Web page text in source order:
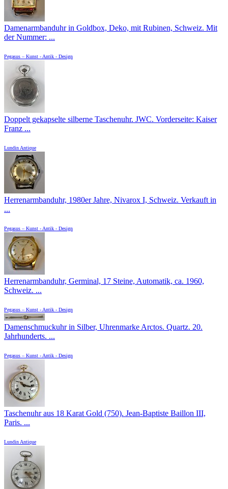
Damenarmbanduhr in Goldbox, Deko, mit Rubinen, Schweiz. Mit
der Nummer: ...
Pegasus – Kunst - Antik - Design
Doppelt gekapselte silberne Taschenuhr. JWC. Vorderseite: Kaiser
Franz ...
Lundin Antique
Herrenarmbanduhr, 1980er Jahre, Nivarox I, Schweiz. Verkauft in
...
Pegasus – Kunst - Antik - Design
Herrenarmbanduhr, Germinal, 17 Steine, Automatik, ca. 1960,
Schweiz. ...
Pegasus – Kunst - Antik - Design
Damenschmuckuhr in Silber, Uhrenmarke Arctos. Quartz. 20.
Jahrhunderts. ...
Pegasus – Kunst - Antik - Design
Taschenuhr aus 18 Karat Gold (750). Jean-Baptiste Baillon III,
Paris. ...
Lundin Antique